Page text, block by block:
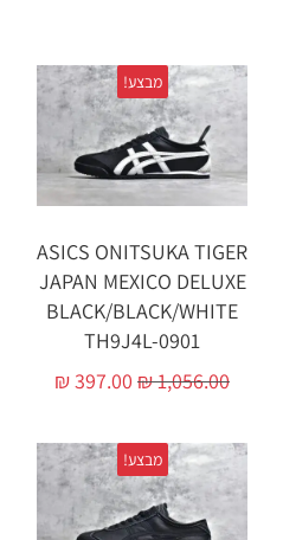
מבצע!
ASICS ONITSUKA TIGER
JAPAN MEXICO DELUXE
BLACK/BLACK/WHITE
TH9J4L-0901
₪1,056.00
₪397.00
מבצע!